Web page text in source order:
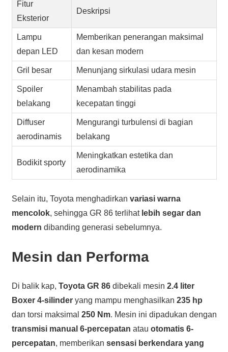
Fitur
Eksterior
Deskripsi
Lampu
depan LED
Memberikan penerangan maksimal
dan kesan modern
Gril besar Menunjang sirkulasi udara mesin
Spoiler
belakang
Menambah stabilitas pada
kecepatan tinggi
Diffuser
aerodinamis
Mengurangi turbulensi di bagian
belakang
Bodikit sporty
Meningkatkan estetika dan
aerodinamika
Selain itu, Toyota menghadirkan variasi warna
mencolok, sehingga GR 86 terlihat lebih segar dan
modern dibanding generasi sebelumnya.
Mesin dan Performa
Di balik kap, Toyota GR 86dibekali mesin 2.4 liter
Boxer 4-silinderyang mampu menghasilkan 235 hp
dan torsi maksimal 250 Nm. Mesin ini dipadukan dengan
transmisi manual 6-percepatan atau otomatis 6-
percepatan, memberikan sensasi berkendara yang